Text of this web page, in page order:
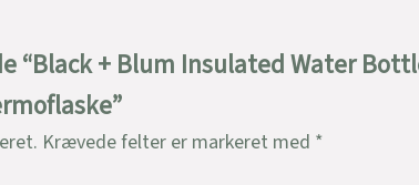
+ Blum Insulated Water
Krævede felter er markeret med *